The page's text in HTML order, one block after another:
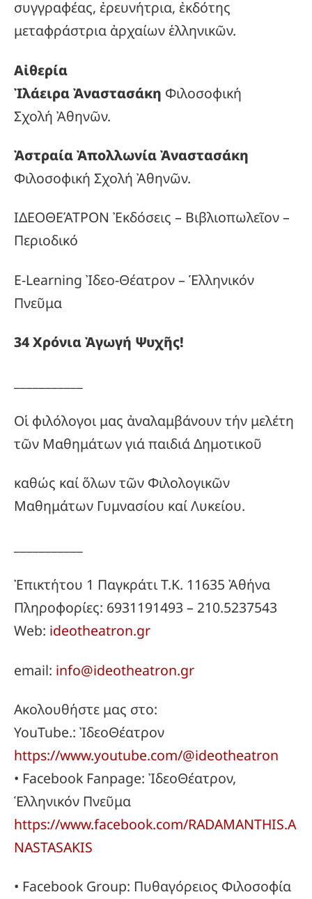
συγγραφέας, ἐρευνήτρια, ἐκδότης
μεταφράστρια ἀρχαίων ἑλληνικῶν.
Αἰθερία
Ἰλάειρα Ἀναστασάκη Φιλοσοφική
Σχολή Ἀθηνῶν.
Ἀστραία Ἀπολλωνία Ἀναστασάκη
Φιλοσοφική Σχολή Ἀθηνῶν.
ΙΔΕΟΘΕΆΤΡΟΝ Ἐκδόσεις – Βιβλιοπωλεῖον –
Περιοδικό
E-Learning Ἰδεο-Θέατρον – Ἑλληνικόν
Πνεῦμα
34ΧρόνιαἈγωγή Ψυχῆς!
Οἱ φιλόλογοι μας ἀναλαμβάνουν τήν μελέτη
τῶν Μαθημάτων γιά παιδιά Δημοτικοῦ
καθώς καί ὅλων τῶν Φιλολογικῶν
Μαθημάτων Γυμνασίου καί Λυκείου.
Ἐπικτήτου 1 Παγκράτι Τ.Κ. 11635 Ἀθήνα
Πληροφορίες: 6931191493 – 210.5237543
Web: ideotheatron.gr
email: info@ideotheatron.gr
Ακολουθήστε μας στο:
YouTube.: ἸδεοΘέατρον
https://www.youtube.com/@ideotheatron
• Facebook Fanpage: ἸδεοΘέατρον,
Ἑλληνικόν Πνεῦμα
https://www.facebook.com/RADAMANTHIS.A
NASTASAKIS
• Facebook Group: Πυθαγόρειος Φιλοσοφία